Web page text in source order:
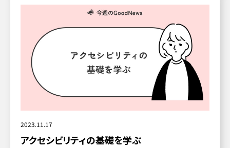
2023.11.17
アクセシビリティの基礎を学ぶ